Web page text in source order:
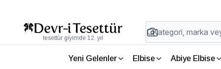
tesettür giyimde 12. yıl
Yeni Gelenler Elbise Abiye Elbise